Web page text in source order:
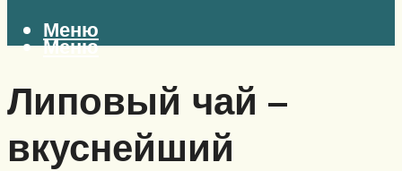
Меню
Меню
Липовый чай –
вкуснейший